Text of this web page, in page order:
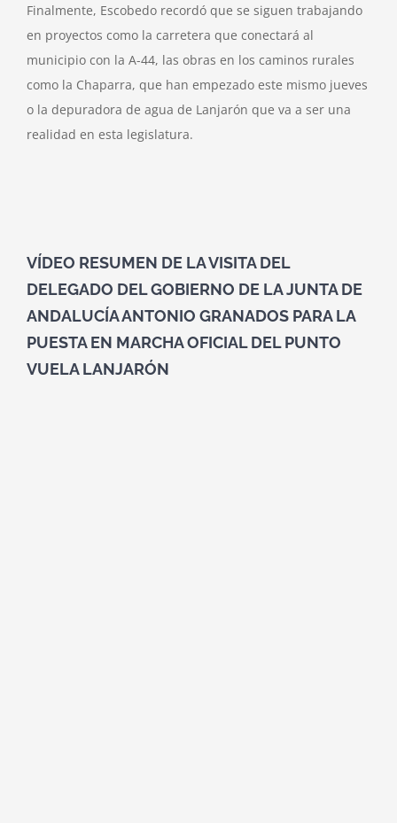
Finalmente, Escobedo recordó que se siguen trabajando
en proyectos como la carretera que conectará al
municipio con la A-44, las obras en los caminos rurales
como la Chaparra, que han empezado este mismo jueves
o la depuradora de agua de Lanjarón que va a ser una
realidad en esta legislatura.
VÍDEO RESUMEN DE LA VISITA DEL
DELEGADO DEL GOBIERNO DE LA JUNTA DE
ANDALUCÍA ANTONIO GRANADOS PARA LA
PUESTA EN MARCHA OFICIAL DEL PUNTO
VUELA LANJARÓN